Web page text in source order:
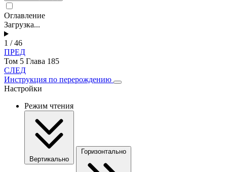
Оглавление
Загрузка...
1 / 46
ПРЕД
Том 5 Глава 185
СЛЕД
Инструкция по перерождению
Настройки
Режим чтения
Вертикально
Горизонтально